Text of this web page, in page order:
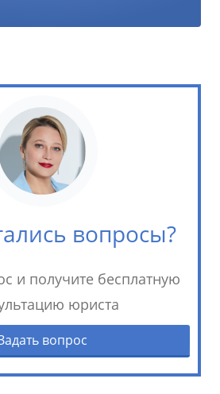
вопросы?
и получите бесплатную
юриста
вопрос